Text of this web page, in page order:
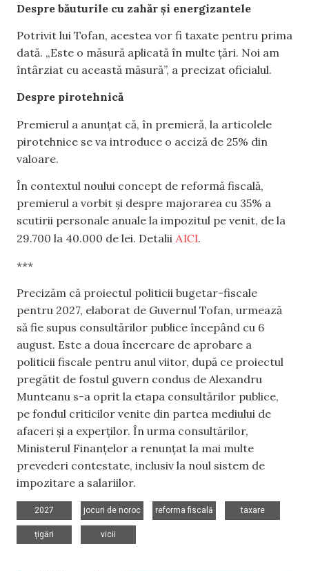
Despre băuturile cu zahăr și energizantele
Potrivit lui Tofan, acestea vor fi taxate pentru prima
dată. „Este o măsură aplicată în multe țări. Noi am
întârziat cu această măsură”, a precizat oficialul.
Despre pirotehnică
Premierul a anunțat că, în premieră, la articolele
pirotehnice se va introduce o acciză de 25% din
valoare.
În contextul noului concept de reformă fiscală,
premierul a vorbit și despre majorarea cu 35% a
scutirii personale anuale la impozitul pe venit, de la
29.700 la 40.000 de lei. Detalii AICI.
***
Precizăm că proiectul politicii bugetar-fiscale
pentru 2027, elaborat de Guvernul Tofan, urmează
să fie supus consultărilor publice începând cu 6
august. Este a doua încercare de aprobare a
politicii fiscale pentru anul viitor, după ce proiectul
pregătit de fostul guvern condus de Alexandru
Munteanu s-a oprit la etapa consultărilor publice,
pe fondul criticilor venite din partea mediului de
afaceri și a experților. În urma consultărilor,
Ministerul Finanțelor a renunțat la mai multe
prevederi contestate, inclusiv la noul sistem de
impozitare a salariilor.
2027
jocuri de noroc
reforma fiscală
taxare
țigări
vicii